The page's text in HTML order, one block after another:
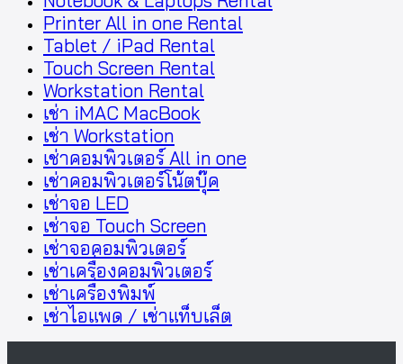
Printer All in one Rental
Tablet / iPad Rental
Touch Screen Rental
Workstation Rental
เช่า iMAC MacBook
เช่า Workstation
เช่าคอมพิวเตอร์ All in one
เช่าคอมพิวเตอร์โน้ตบุ๊ค
เช่าจอ LED
เช่าจอ Touch Screen
เช่าจอคอมพิวเตอร์
เช่าเครื่องคอมพิวเตอร์
เช่าเครื่องพิมพ์
เช่าไอแพด / เช่าแท็บเล็ต